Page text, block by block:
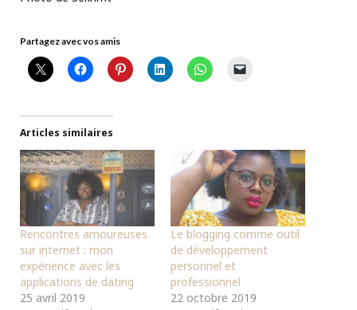
Partagez avec vos amis
Articles similaires
Rencontres amoureuses
sur internet : mon
expérience avec les
applications de dating
25 avril 2019
Le blogging comme outil
de développement
personnel et
professionnel
22 octobre 2019